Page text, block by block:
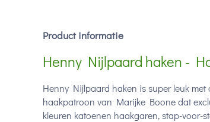
Product informatie
Henny Nijlpaard haken -
Henny Nijlpaard haken is super leuk
haakpatroon van Marijke Boone dat
kleuren katoenen haakgaren, stap-voor-